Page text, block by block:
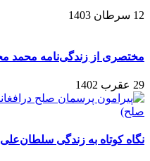
12 سرطان 1403
مختصری از زندگی‌نامه محمد
29 عقرب 1402
نگاه کوتاه به زندگی